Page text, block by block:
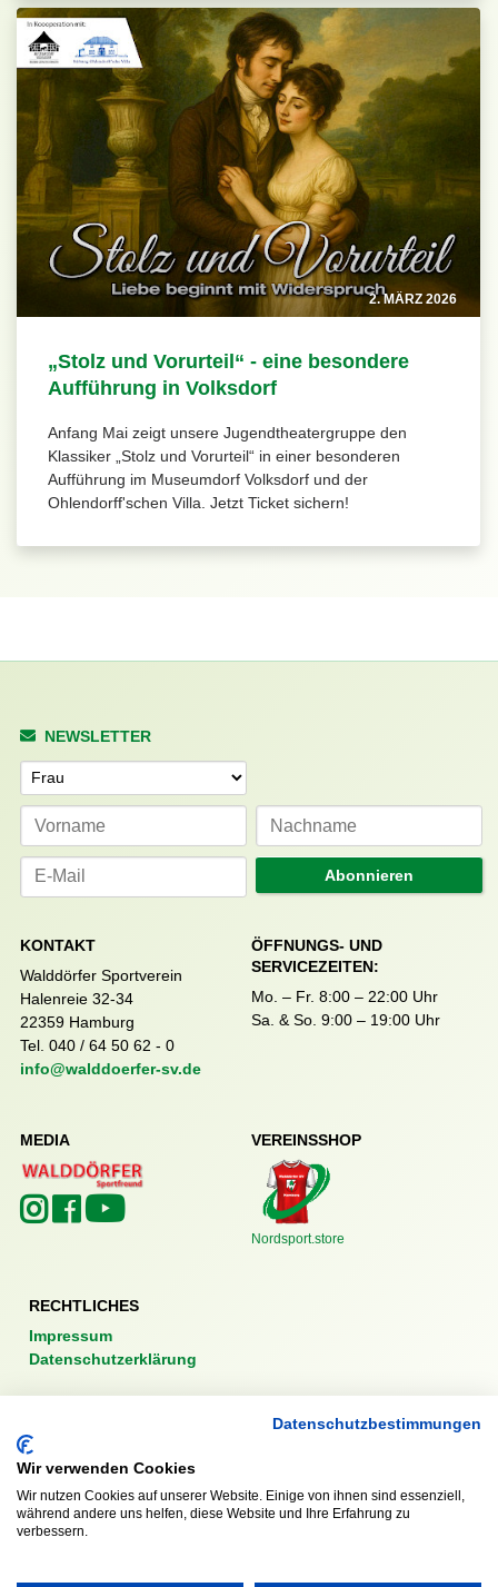
2. MÄRZ 2026
„Stolz und Vorurteil“ - eine besondere
Aufführung in Volksdorf
Anfang Mai zeigt unsere Jugendtheatergruppe den
Klassiker „Stolz und Vorurteil“ in einer besonderen
Aufführung im Museumdorf Volksdorf und der
Ohlendorff'schen Villa. Jetzt Ticket sichern!
NEWSLETTER
Anrede
Abonnieren
KONTAKT
Walddörfer Sportverein
Halenreie 32-34
22359 Hamburg
Tel. 040 / 64 50 62 - 0
info@walddoerfer-sv.de
ÖFFNUNGS- UND
SERVICEZEITEN:
Mo. – Fr. 8:00 – 22:00 Uhr
Sa. & So. 9:00 – 19:00 Uhr
MEDIA VEREINSSHOP
Nordsport.store
RECHTLICHES
Impressum
Datenschutzerklärung
Ausgezeichnet mit:
Datenschutzbestimmungen
Wir verwenden Cookies
Wir nutzen Cookies auf unserer Website. Einige von ihnen sind essenziell,
während andere uns helfen, diese Website und Ihre Erfahrung zu
verbessern.